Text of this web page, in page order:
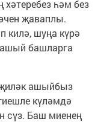
хәтеребез һәм без
җаваплы.
килә, шуңа күрә
башларга
ашыйбыз
күләмдә
сүз. Баш миенең